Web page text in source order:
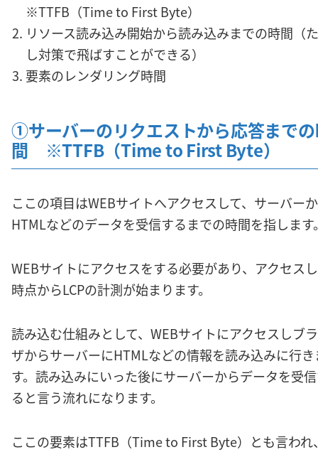
※TTFB（Time to First Byte）
リソース読み込み開始から読み込みまでの時間（
し対策で飛ばすことができる）
要素のレンダリング時間
①サーバーのリクエストから応答まで
間 ※TTFB（Time to First Byte）
ここの項目はWEBサイトへアクセスして、サーバー
HTMLなどのデータを受信するまでの時間を指します
WEBサイトにアクセスをする必要があり、アクセス
時点からLCPの計測が始まります。
読み込む仕組みとして、WEBサイトにアクセスしブ
ザからサーバーにHTMLなどの情報を読み込みに行き
す。読み込みにいった後にサーバーからデータを受
ると言う流れになります。
ここの要素はTTFB（Time to First Byte）とも言われ